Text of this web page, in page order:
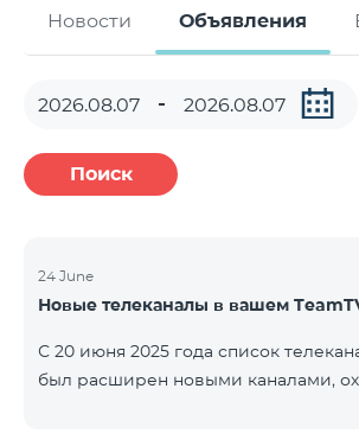
Новости Объявления
Поиск
24 June
Новые телеканалы в вашем
С 20 июня 2025 года список
был расширен новыми каналами,